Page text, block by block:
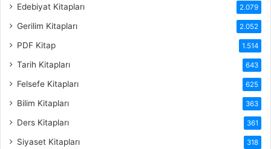
Edebiyat Kitapları 2.079
Gerilim Kitapları 2.052
PDF Kitap 1.514
Tarih Kitapları 643
Felsefe Kitapları 625
Bilim Kitapları 363
Ders Kitapları 361
Siyaset Kitapları 318